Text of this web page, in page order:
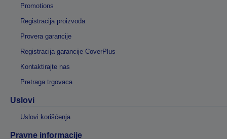
Promotions
Registracija proizvoda
Provera garancije
Registracija garancije CoverPlus
Kontaktirajte nas
Pretraga trgovaca
Uslovi
Uslovi korišćenja
Pravne informacije